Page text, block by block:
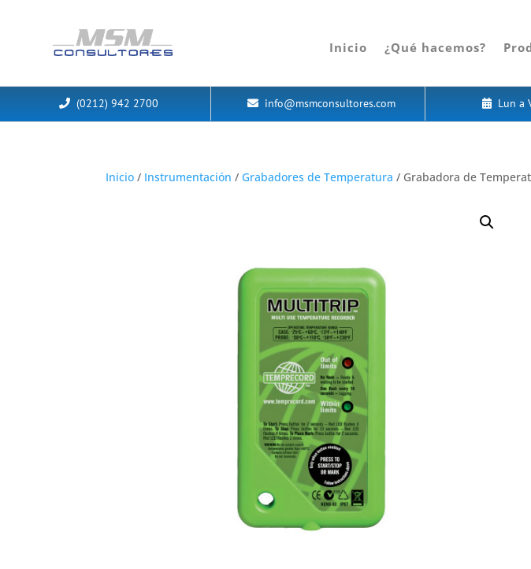
Inicio ¿Qué hacemos?
(0212) 942 2700 info@msmconsultores.com Lun a
Inicio / Instrumentación / Grabadores de Temperatura / Grabadora de